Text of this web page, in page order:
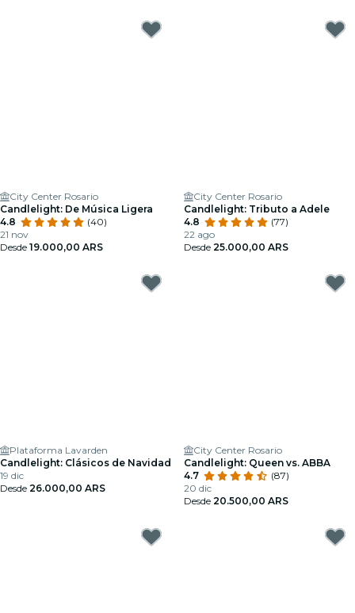
City Center Rosario
Candlelight: De Música Ligera
4.8
(40)
21 nov
Desde 19.000,00 ARS
City Center Rosario
Candlelight: Tributo a Adele
4.8
(77)
22 ago
Desde 25.000,00 ARS
Plataforma Lavarden
Candlelight: Clásicos de Navidad
19 dic
Desde 26.000,00 ARS
City Center Rosario
Candlelight: Queen vs. ABBA
4.7
(87)
20 dic
Desde 20.500,00 ARS